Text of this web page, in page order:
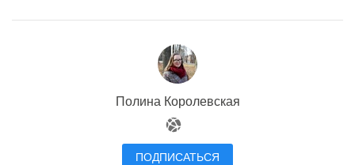
Полина Королевская
ПОДПИСАТЬСЯ